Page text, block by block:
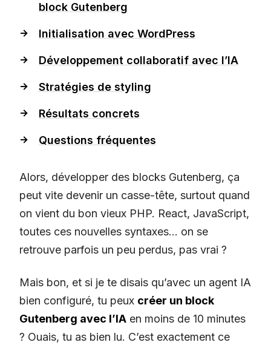
block Gutenberg
Initialisation avec WordPress
Développement collaboratif avec l’IA
Stratégies de styling
Résultats concrets
Questions fréquentes
Alors, développer des blocks Gutenberg, ça
peut vite devenir un casse-tête, surtout quand
on vient du bon vieux PHP. React, JavaScript,
toutes ces nouvelles syntaxes… on se
retrouve parfois un peu perdus, pas vrai ?
Mais bon, et si je te disais qu’avec un agent IA
bien configuré, tu peux créer un block
Gutenberg avec l’IA en moins de 10 minutes
? Ouais, tu as bien lu. C’est exactement ce